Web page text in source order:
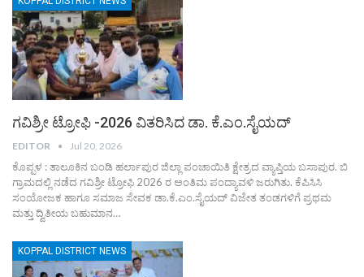
ಗವಿಶ್ರೀ ಟ್ರೋಫಿ -2026 ವಿತರಿಸಿದ ಡಾ. ಕೆ.ಎಂ.ಸೈಯದ್
EDITOR Jul 20, 2026
ಕೊಪ್ಪಳ : ತಾಲೂಕಿನ ಬಂಡಿ ಹರ್ಲಾಪುರ ಜಿಲ್ಲಾ ಪಂಚಾಯಿತಿ ಕ್ಷೇತ್ರದ ವ್ಯಾಪ್ತಿಯ ಬಸಾಪುರ. ಬಿ
ಗ್ರಾಮದಲ್ಲಿ ನಡೆದ ಗವಿಶ್ರೀ ಟ್ರೋಫಿ 2026 ರ ಅಂತಿಮ ಪಂದ್ಯಾವಳಿ ಜರುಗಿತು. ಕೆಪಿಸಿಸಿ
ಸಂಯೋಜಕ ಹಾಗೂ ಸಮಾಜ ಸೇವಕ ಡಾ.ಕೆ.ಎಂ.ಸೈಯದ್ ವಿಜೇತ ತಂಡಗಳಿಗೆ ಪ್ರಥಮ
ಮತ್ತು ದ್ವಿತೀಯ ಬಹುಮಾನ…
KOPPAL DISTRICT NEWS